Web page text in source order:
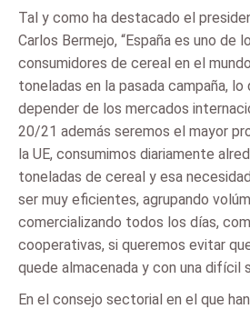
Tal y como ha destacado el
Carlos Bermejo, “España es uno de
consumidores de cereal en el
toneladas en la pasada campaña, lo
depender de los mercados
20/21 además seremos el mayor
la UE, consumimos diariamente
toneladas de cereal y esa
ser muy eficientes, agrupando
comercializando todos los días,
cooperativas, si queremos evitar
quede almacenada y con una difícil
En el consejo sectorial en el que